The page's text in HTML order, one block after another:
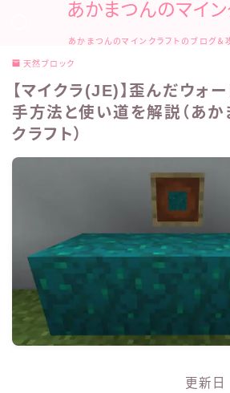
あかまつんのマイン
あかまつんのマインクラフトのブログ＆
天然ブロック
【マイクラ(JE)】歪んだウォ
手方法と使い道を解説（あか
クラフト）
更新